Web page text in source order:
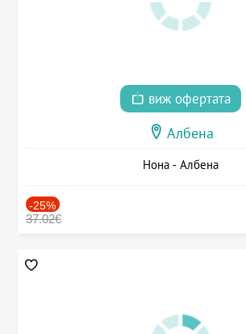
виж офертата
Албена
Нона - Албена
-25%
37.02€